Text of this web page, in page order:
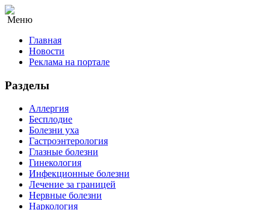
Меню
Главная
Новости
Реклама на портале
Разделы
Аллергия
Бесплодие
Болезни уха
Гастроэнтерология
Глазные болезни
Гинекология
Инфекционные болезни
Лечение за границей
Нервные болезни
Наркология